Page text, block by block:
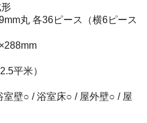
丸 各36ピース（横6ピース
平米）
壁○ / 浴室床○ / 屋外壁○ / 屋